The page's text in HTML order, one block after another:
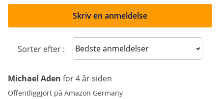
Skriv en anmeldelse
Sorter efter : Sort reviews
Michael Aden for 4 år siden
Offentliggjort på Amazon Germany